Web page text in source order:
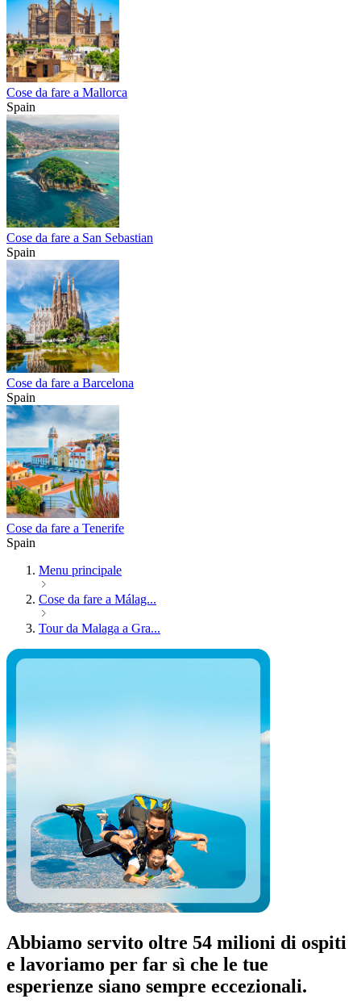
Cose da fare a Mallorca
Spain
Cose da fare a San Sebastian
Spain
Cose da fare a Barcelona
Spain
Cose da fare a Tenerife
Spain
Menu principale
Cose da fare a Málag...
Tour da Malaga a Gra...
Abbiamo servito oltre 54 milioni di ospiti
e lavoriamo per far sì che le tue
esperienze siano sempre eccezionali.